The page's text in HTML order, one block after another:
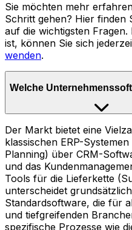
Sie möchten mehr
Schritt gehen? Hier finden
auf die wichtigsten
ist, können Sie sich
wenden.
Welche
Der Markt bietet eine
klassischen ERP-
Planning) über CRM-
und das
Tools für die Lieferkette
unterscheidet
Standardsoftware, die für
und tiefgreifenden
spezifische Prozesse wie